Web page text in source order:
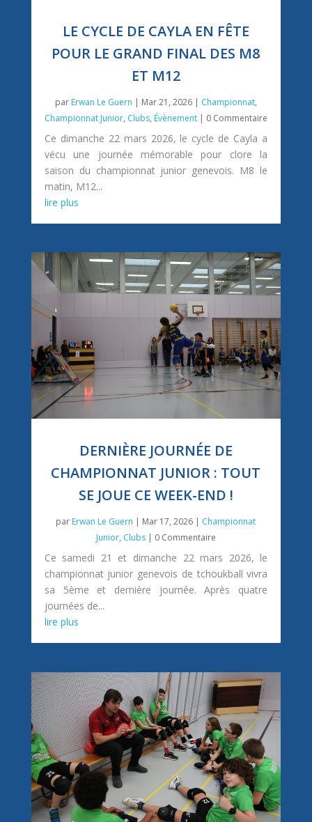
LE CYCLE DE CAYLA EN FÊTE
POUR LE GRAND FINAL DES M8
ET M12
par Erwan Le Guern | Mar 21, 2026| Championnat,
Championnat Junior, Clubs, Évènement| 0 Commentaire
Ce dimanche 22 mars 2026, le cycle de Cayla a
vécu une journée mémorable pour clore la
saison du championnat junior genevois. M8 le
matin, M12...
lire plus
DERNIÈRE JOURNÉE DE
CHAMPIONNAT JUNIOR : TOUT
SE JOUE CE WEEK-END !
par Erwan Le Guern | Mar 17, 2026 | Championnat
Junior, Clubs| 0 Commentaire
Ce samedi 21 et dimanche 22 mars 2026, le
championnat junior genevois de tchoukball vivra
sa 5ème et dernière journée. Après quatre
journées de...
lire plus